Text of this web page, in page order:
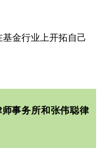
金行业上开拓自己
事务所和张伟聪律